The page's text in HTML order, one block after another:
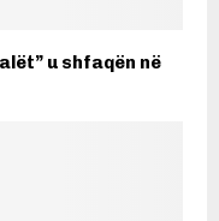
u shfaqën në